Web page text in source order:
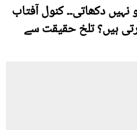
دکھاتی۔۔ کنول آفتاب
ہیں؟ تلخ حقیقت سے